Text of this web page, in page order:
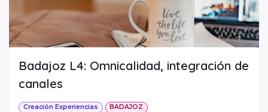
Badajoz L4: Omnicalidad, integración de
canales
Creación Experiencias BADAJOZ